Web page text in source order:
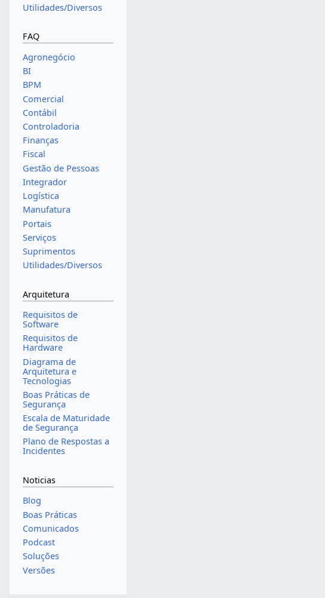
Utilidades/Diversos
FAQ
Agronegócio
BI
BPM
Comercial
Contábil
Controladoria
Finanças
Fiscal
Gestão de Pessoas
Integrador
Logística
Manufatura
Portais
Serviços
Suprimentos
Utilidades/Diversos
Arquitetura
Requisitos de
Software
Requisitos de
Hardware
Diagrama de
Arquitetura e
Tecnologias
Boas Práticas de
Segurança
Escala de Maturidade
de Segurança
Plano de Respostas a
Incidentes
Noticias
Blog
Boas Práticas
Comunicados
Podcast
Soluções
Versões